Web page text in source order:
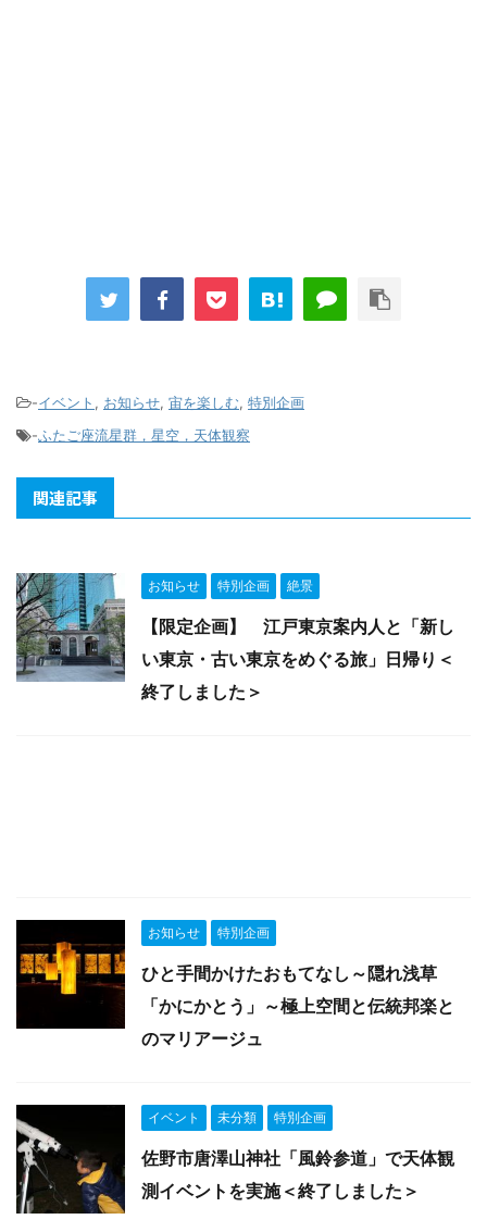
-イベント , お知らせ, 宙を楽しむ, 特別企画
-ふたご座流星群，星空，天体観察
関連記事
お知らせ 特別企画 絶景
【限定企画】 江戸東京案内人と「新し
い東京・古い東京をめぐる旅」日帰り＜
終了しました＞
お知らせ 特別企画
ひと手間かけたおもてなし～隠れ浅草
「かにかとう」～極上空間と伝統邦楽と
のマリアージュ
イベント 未分類 特別企画
佐野市唐澤山神社「風鈴参道」で天体観
測イベントを実施＜終了しました＞